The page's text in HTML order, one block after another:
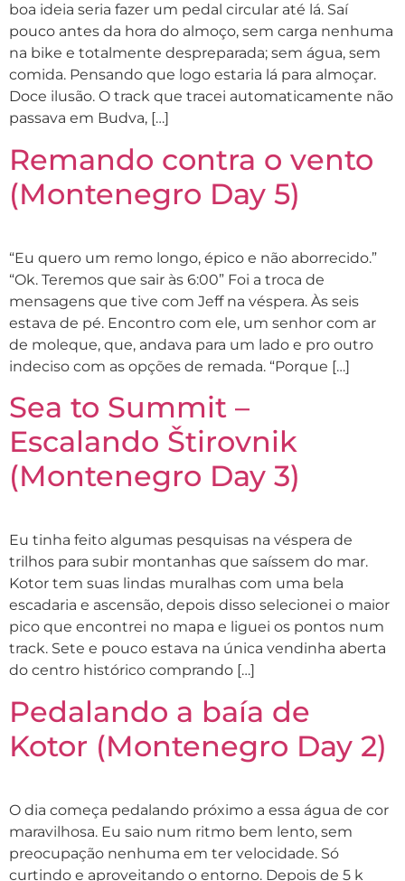
boa ideia seria fazer um pedal circular até lá. Saí
pouco antes da hora do almoço, sem carga nenhuma
na bike e totalmente despreparada; sem água, sem
comida. Pensando que logo estaria lá para almoçar.
Doce ilusão. O track que tracei automaticamente não
passava em Budva, […]
Remando contra o vento
(Montenegro Day 5)
“Eu quero um remo longo, épico e não aborrecido.”
“Ok. Teremos que sair às 6:00” Foi a troca de
mensagens que tive com Jeff na véspera. Às seis
estava de pé. Encontro com ele, um senhor com ar
de moleque, que, andava para um lado e pro outro
indeciso com as opções de remada. “Porque […]
Sea to Summit –
Escalando Štirovnik
(Montenegro Day 3)
Eu tinha feito algumas pesquisas na véspera de
trilhos para subir montanhas que saíssem do mar.
Kotor tem suas lindas muralhas com uma bela
escadaria e ascensão, depois disso selecionei o maior
pico que encontrei no mapa e liguei os pontos num
track. Sete e pouco estava na única vendinha aberta
do centro histórico comprando […]
Pedalando a baía de
Kotor (Montenegro Day 2)
O dia começa pedalando próximo a essa água de cor
maravilhosa. Eu saio num ritmo bem lento, sem
preocupação nenhuma em ter velocidade. Só
curtindo e aproveitando o entorno. Depois de 5 k